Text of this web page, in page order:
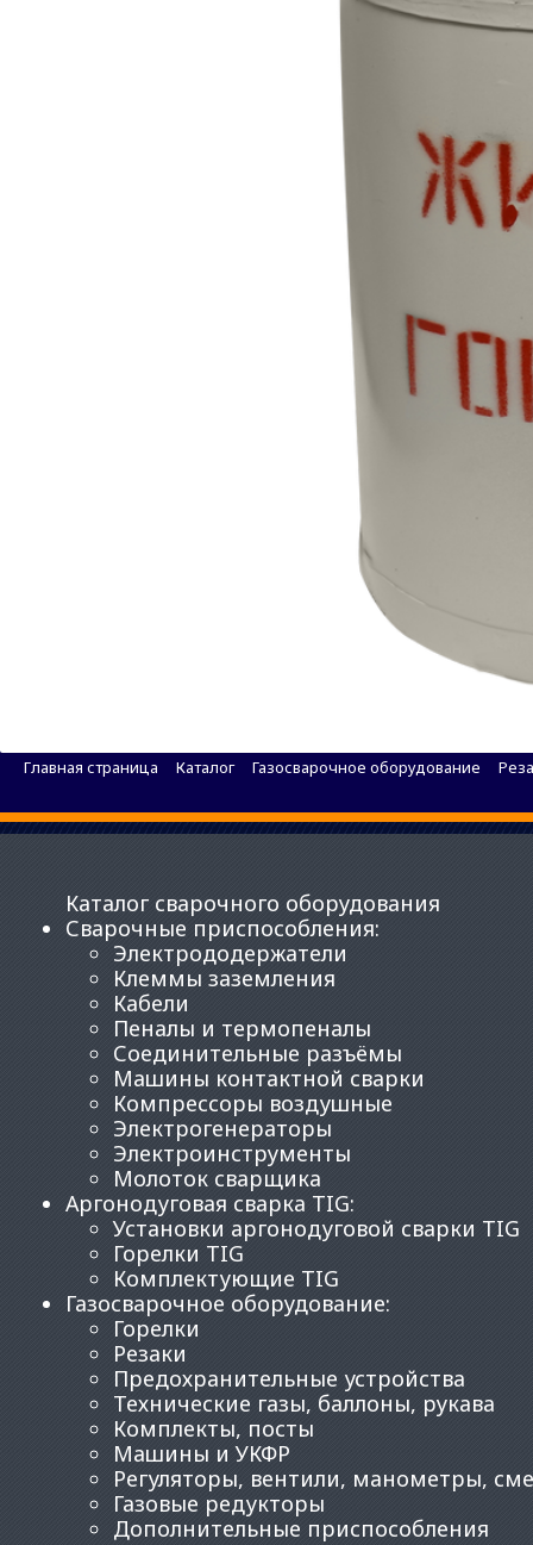
Главная страница Каталог Газосварочное оборудование
Каталог сварочного оборудования
Сварочные приспособления:
Электрододержатели
Клеммы заземления
Кабели
Пеналы и термопеналы
Соединительные разъёмы
Машины контактной сварки
Компрессоры воздушные
Электрогенераторы
Электроинструменты
Молоток сварщика
Аргонодуговая сварка TIG:
Установки аргонодуговой сварки TIG
Горелки TIG
Комплектующие TIG
Газосварочное оборудование:
Горелки
Резаки
Предохранительные устройства
Технические газы, баллоны, рукава
Комплекты, посты
Машины и УКФР
Регуляторы, вентили, манометры,
Газовые редукторы
Дополнительные приспособления